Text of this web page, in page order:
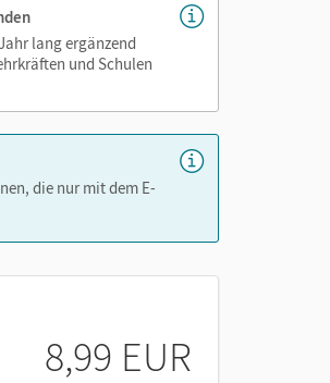
lang ergänzend
und Schulen
die nur mit dem E-
8,99 EUR